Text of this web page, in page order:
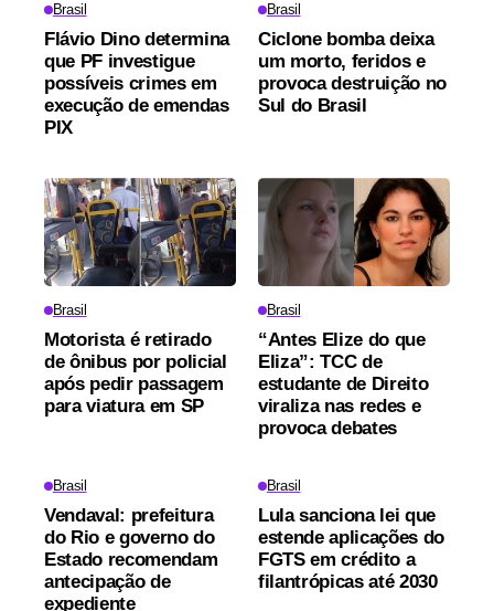
Brasil
Flávio Dino determina
que PF investigue
possíveis crimes em
execução de emendas
PIX
Brasil
Ciclone bomba deixa
um morto, feridos e
provoca destruição no
Sul do Brasil
Brasil
Motorista é retirado
de ônibus por policial
após pedir passagem
para viatura em SP
Brasil
“Antes Elize do que
Eliza”: TCC de
estudante de Direito
viraliza nas redes e
provoca debates
Brasil
Vendaval: prefeitura
do Rio e governo do
Estado recomendam
antecipação de
expediente
Brasil
Lula sanciona lei que
estende aplicações do
FGTS em crédito a
filantrópicas até 2030